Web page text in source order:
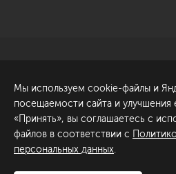
ул. Академика Павлова, 6
к1
+7 (812) 200-95-55
Мы используем cookie-файлы и
посещаемости сайта и улучшения
«Принять», вы соглашаетесь с
файлов в соответствии с
персональных данных.